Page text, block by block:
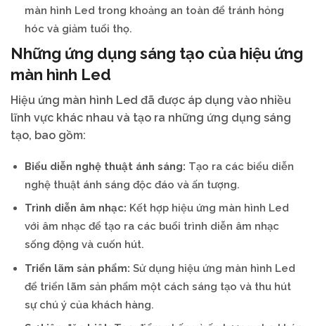
màn hình Led trong khoảng an toàn để tránh hỏng
hóc và giảm tuổi thọ.
Những ứng dụng sáng tạo của hiệu ứng
màn hình Led
Hiệu ứng màn hình Led đã được áp dụng vào nhiều
lĩnh vực khác nhau và tạo ra những ứng dụng sáng
tạo, bao gồm:
Biểu diễn nghệ thuật ánh sáng: Tạo ra các biểu diễn
nghệ thuật ánh sáng độc đáo và ấn tượng.
Trình diễn âm nhạc: Kết hợp hiệu ứng màn hình Led
với âm nhạc để tạo ra các buổi trình diễn âm nhạc
sống động và cuốn hút.
Triển lãm sản phẩm: Sử dụng hiệu ứng màn hình Led
để triển lãm sản phẩm một cách sáng tạo và thu hút
sự chú ý của khách hàng.